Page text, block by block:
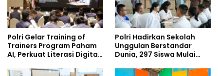
Polri Gelar Training of
Trainers Program Paham
AI, Perkuat Literasi Digital
Polri Hadirkan Sekolah
Unggulan Berstandar
Dunia, 297 Siswa Mulai